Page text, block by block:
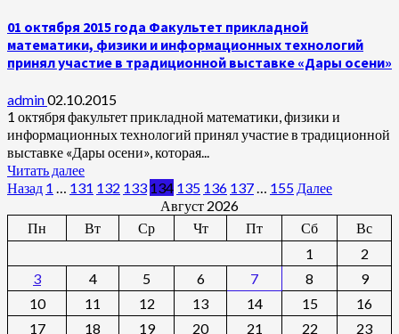
01 октября 2015 года Факультет прикладной
математики, физики и информационных технологий
принял участие в традиционной выставке «Дары осени»
admin02.10.2015
1 октября факультет прикладной математики, физики и
информационных технологий принял участие в традиционной
выставке «Дары осени», которая...
Читать далее
Пагинация
записей
Назад 1 131 132 133 134 135 136 137 155 Далее
Август 2026
Пн
Вт Ср Чт Пт Сб
Вс
1
2
3
4 5 6 7 8
9
10
11 12 13 14 15
16
17
18 19 20 21 22
23